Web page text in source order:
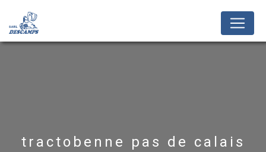
tractobenne pas de calais